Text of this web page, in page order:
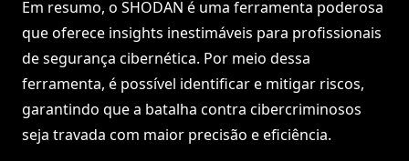
Em resumo, o SHODAN é uma ferramenta poderosa
que oferece insights inestimáveis para profissionais
de segurança cibernética. Por meio dessa
ferramenta, é possível identificar e mitigar riscos,
garantindo que a batalha contra cibercriminosos
seja travada com maior precisão e eficiência.